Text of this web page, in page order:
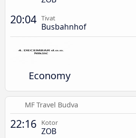
20:04 Tivat
Busbahnhof
Economy
MF Travel Budva
22:16 Kotor
ZOB